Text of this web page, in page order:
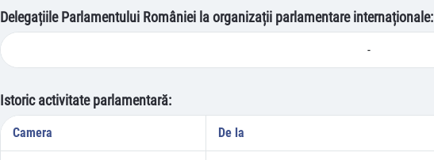
Delegațiile Parlamentului României la organizații parlamentare internaționale:
-
Istoric activitate parlamentară:
Camera De la